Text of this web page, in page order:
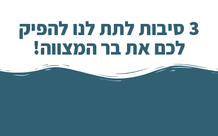
3 סיבות לתת לנו להפיק
לכם את בר המצווה!